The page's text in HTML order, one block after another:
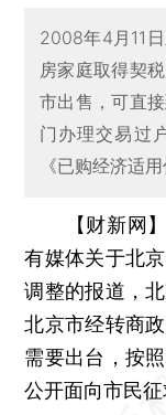
2008年4月11
房家庭取得契
市出售，可直
门办理交易过
《已购经济适
【财新网】
有媒体关于北
调整的报道，
北京市经转商
需要出台，按
公开面向市民征